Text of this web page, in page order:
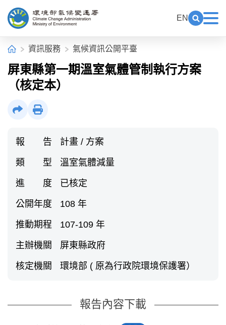
EN
首頁資訊服務 氣候資訊公開平臺
屏東縣第一期溫室氣體管制執行方案
（核定本）
報 告 計畫 / 方案
類 型 溫室氣體減量
進 度 已核定
公開年度 108 年
推動期程 107-109 年
主辦機關 屏東縣政府
核定機關 環境部 ( 原為行政院環境保護署）
報告內容下載